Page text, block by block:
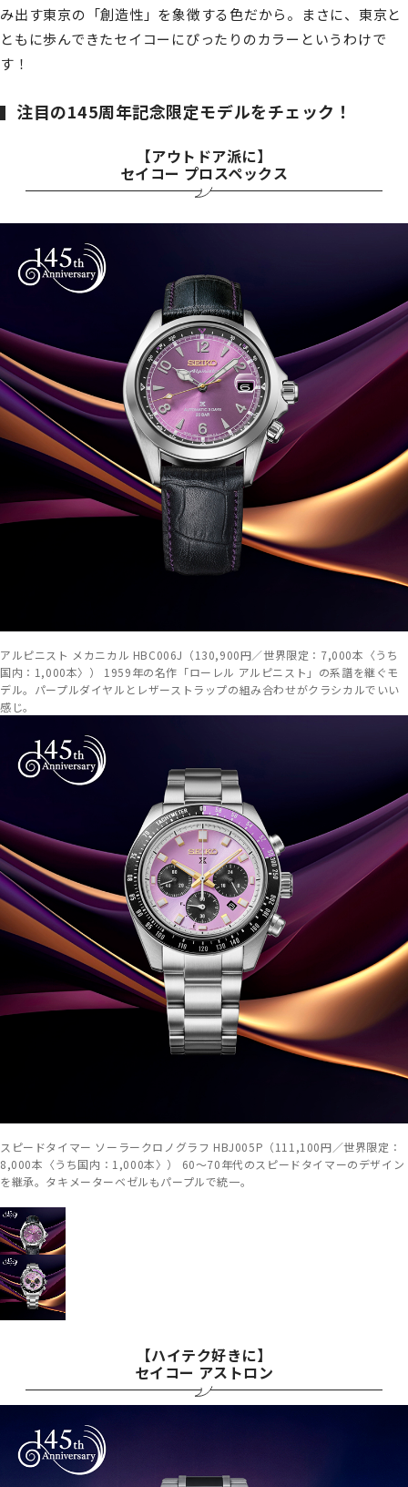
み出す東京の「創造性」を象徴する色だから。まさに、東京と
ともに歩んできたセイコーにぴったりのカラーというわけで
す！
注目の145周年記念限定モデルをチェック！
【アウトドア派に】
セイコー プロスペックス
アルピニスト メカニカル HBC006J（130,900円／世界限定：7,000本〈うち
国内：1,000本〉） 1959年の名作「ローレル アルピニスト」の系譜を継ぐモ
デル。パープルダイヤルとレザーストラップの組み合わせがクラシカルでいい
感じ。
スピードタイマー ソーラークロノグラフ HBJ005P（111,100円／世界限定：
8,000本〈うち国内：1,000本〉） 60～70年代のスピードタイマーのデザイン
を継承。タキメーターベゼルもパープルで統一。
【ハイテク好きに】
セイコー アストロン